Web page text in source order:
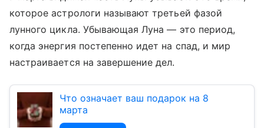
которое астрологи называют третьей фазой
лунного цикла. Убывающая Луна — это период,
когда энергия постепенно идет на спад, и мир
настраивается на завершение дел.
Что означает ваш подарок на 8
марта